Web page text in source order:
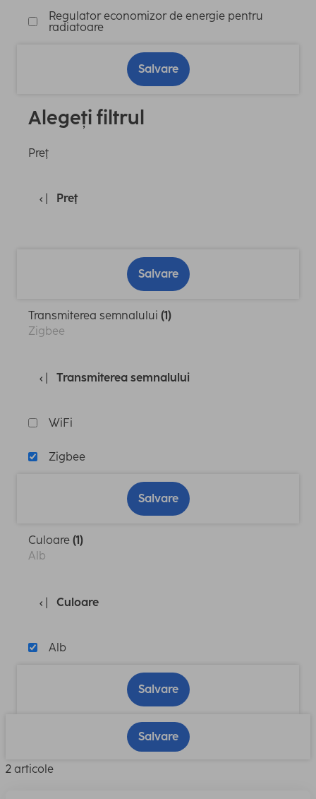
Regulator economizor de energie pentru
radiatoare
Salvare
Alegeți filtrul
Preţ
Preţ
Salvare
Transmiterea semnalului (1)
Zigbee
Transmiterea semnalului
WiFi
Zigbee
Salvare
Culoare (1)
Alb
Culoare
Alb
Salvare
Salvare
2 articole